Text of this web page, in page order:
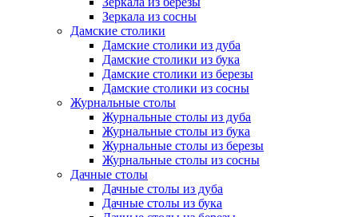
Зеркала из сосны
Дамские столики
Дамские столики из дуба
Дамские столики из бука
Дамские столики из березы
Дамские столики из сосны
Журнальные столы
Журнальные столы из дуба
Журнальные столы из бука
Журнальные столы из березы
Журнальные столы из сосны
Дачные столы
Дачные столы из дуба
Дачные столы из бука